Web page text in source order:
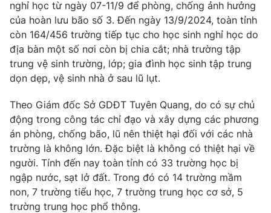
Hitech Công nghệ tương lai
Sản phẩm
Thị trường
Tư vấn
Giao lưu trực tuyến
Lịch phát sóng
Emagazine Podcast
Photo Infographic
Video Shorts video
nghỉ học từ ngày 07-11/9 để phòng, chống ảnh hưởng
của hoàn lưu bão số 3. Đến ngày 13/9/2024, toàn tỉnh
còn 164/456 trường tiếp tục cho học sinh nghỉ học do
địa bàn một số nơi còn bị chia cắt; nhà trường tập
trung vệ sinh trường, lớp; gia đình học sinh tập trung
dọn dẹp, vệ sinh nhà ở sau lũ lụt.
Theo Giám đốc Sở GDĐT Tuyên Quang, do có sự chủ
động trong công tác chỉ đạo và xây dựng các phương
án phòng, chống bão, lũ nên thiệt hại đối với các nhà
trường là không lớn. Đặc biệt là không có thiệt hại về
người. Tính đến nay toàn tỉnh có 33 trường học bị
ngập nước, sạt lở đất. Trong đó có 14 trường mầm
non, 7 trường tiểu học, 7 trường trung học cơ sở, 5
trường trung học phổ thông.